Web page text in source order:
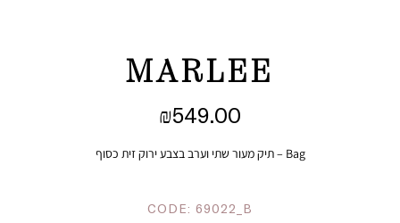
MARLEE
₪549.00
Bag – תיק מעור שתי וערב בצבע ירוק זית כסוף
CODE: 69022_B